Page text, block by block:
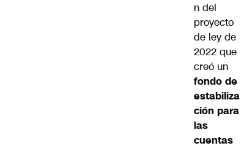
n del
proyecto
de ley de
2022 que
creó un
fondo de
estabiliza
ción para
las
cuentas